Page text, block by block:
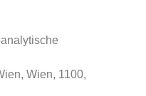
Wien, 1100,